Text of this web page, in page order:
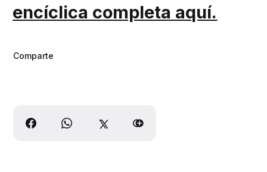
encíclica completa aquí.
Comparte